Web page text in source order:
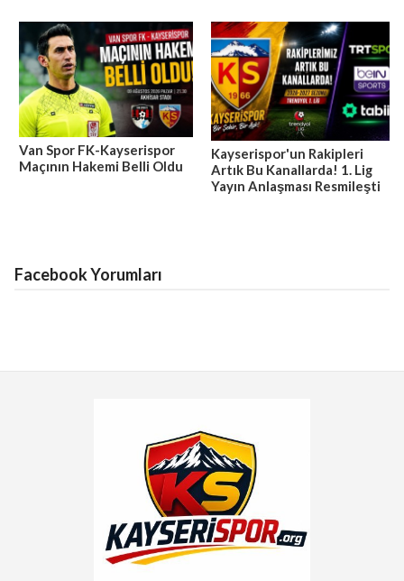
Van Spor FK-Kayserispor
Maçının Hakemi Belli Oldu
Kayserispor'un Rakipleri
Artık Bu Kanallarda! 1. Lig
Yayın Anlaşması Resmileşti
Facebook Yorumları